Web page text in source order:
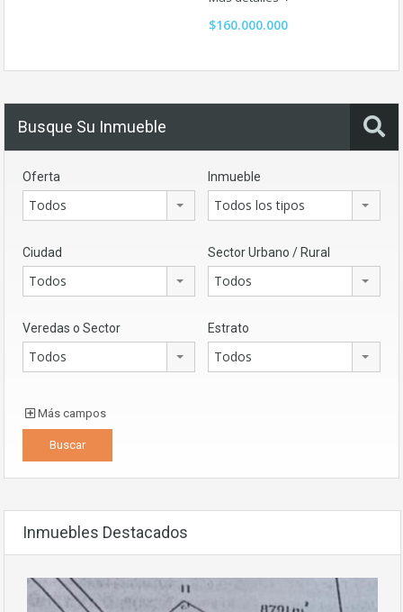
$160.000.000
Busque Su Inmueble
Oferta
Todos
Inmueble
Todos los tipos
Ciudad
Todos
Sector Urbano / Rural
Todos
Veredas o Sector
Todos
Estrato
Todos
Más campos
Inmuebles Destacados